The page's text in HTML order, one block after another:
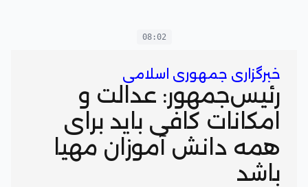
08:02
خبرگزاری جمهوری اسلامی
رئیس‌جمهور: عدالت و
امکانات کافی باید برای
همه دانش آموزان مهیا
باشد